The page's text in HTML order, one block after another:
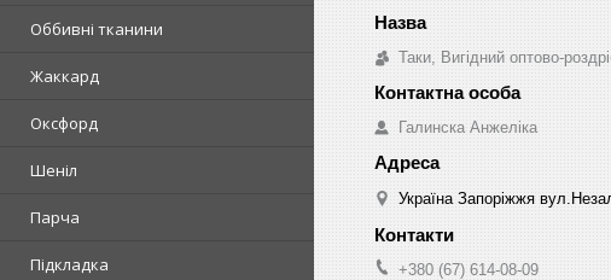
Оббивні тканини
Жаккард
Оксфорд
Шеніл
Парча
Підкладка
Таки, Вигідний оптово-
Галинска Анжеліка
Україна Запоріжжя
+380 (67) 614-08-09